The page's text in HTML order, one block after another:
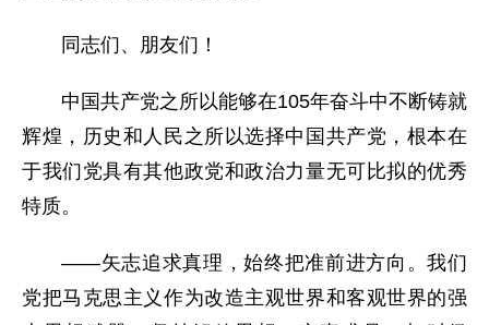
同志们、朋友们！
中国共产党之所以能够在105年奋斗中不断铸就
辉煌，历史和人民之所以选择中国共产党，根本在
于我们党具有其他政党和政治力量无可比拟的优秀
特质。
——矢志追求真理，始终把准前进方向。我们
党把马克思主义作为改造主观世界和客观世界的强